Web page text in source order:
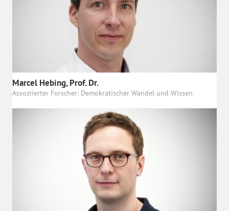
Marcel Hebing, Prof. Dr.
Assoziierter Forscher: Demokratischer Wandel und Wissen